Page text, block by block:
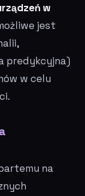
w
jest
predykcyjna)
w celu
na